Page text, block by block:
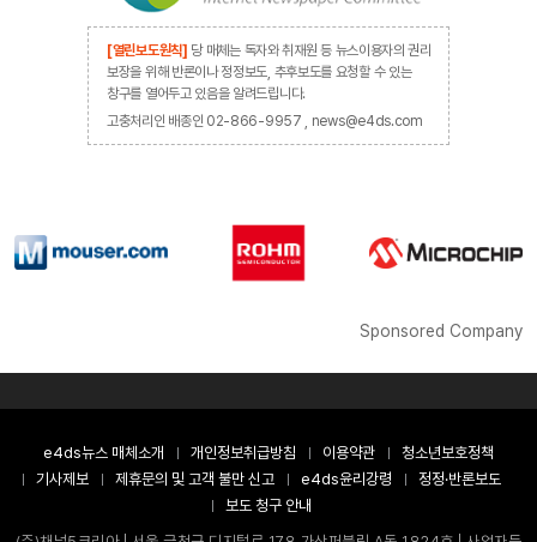
[열린보도원칙] 당 매체는 독자와 취재원 등 뉴스이용자의 권리
보장을 위해 반론이나 정정보도, 추후보도를 요청할 수 있는
창구를 열어두고 있음을 알려드립니다.
고충처리인 배종인 02-866-9957 , news@e4ds.com
Sponsored Company
e4ds뉴스 매체소개 개인정보취급방침 이용약관
청소년보호정책
기사제보
제휴문의 및 고객 불만 신고 e4ds윤리강령
정정·반론보도
보도 청구 안내